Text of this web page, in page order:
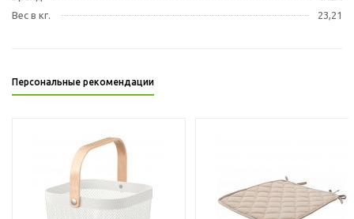
Вес в кг.
23,21
Персональные рекомендации